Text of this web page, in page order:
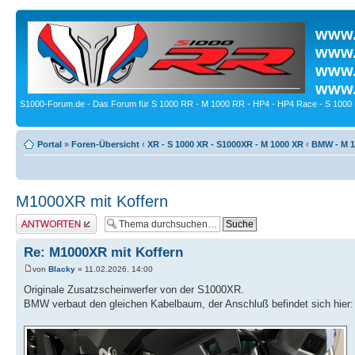
S1000-Forum.de - Das Forum für S 1000 RR - M 1000 RR - HP4 - HP4 Race - S 1000
Portal » Foren-Übersicht ‹ XR - S 1000 XR - S1000XR - M 1000 XR ‹ BMW - M
M1000XR mit Koffern
Antwort erstellen
Re: M1000XR mit Koffern
von Blacky » 11.02.2026, 14:00
Originale Zusatzscheinwerfer von der S1000XR.
BMW verbaut den gleichen Kabelbaum, der Anschluß befindet sich hier: